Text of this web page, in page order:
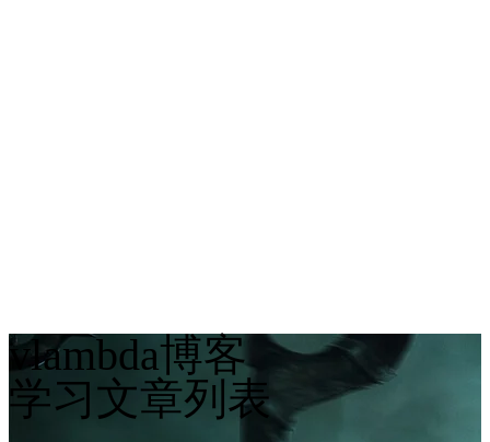
vlambda博客
学习文章列表